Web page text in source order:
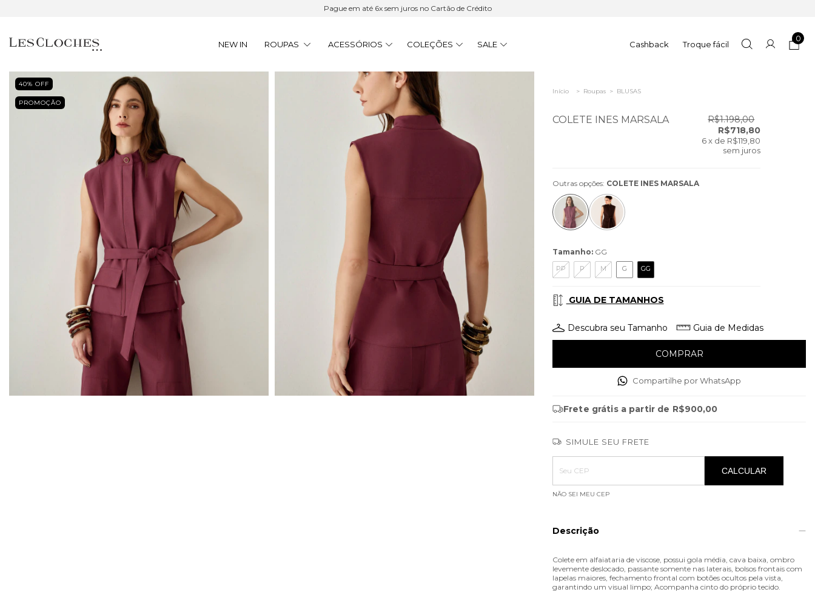
Pague em até 6x sem juros no Cartão de Crédito
NEW IN ROUPAS ACESSÓRIOS COLEÇÕES SALE Cashback Troque fácil
0
40% OFF
PROMOÇÃO
Início > Roupas > BLUSAS
COLETE INES MARSALA
R$1.198,00
R$718,80
6 x de R$119,80
sem juros
Outras opções: COLETE INES MARSALA
Tamanho: GG
PP P M G GG
GUIA DE TAMANHOS
Descubra seu Tamanho Guia de Medidas
Compartilhe por WhatsApp
Frete grátis a partir de R$900,00
SIMULE SEU FRETE
Entregas para o CEP:
ALTERAR CEP
CALCULAR
NÃO SEI MEU CEP
Descrição
Colete em alfaiataria de viscose, possui gola média, cava baixa, ombro
levemente deslocado, passante somente nas laterais, bolsos frontais com
lapelas maiores, fechamento frontal com botões ocultos pela vista,
garantindo um visual limpo; Acompanha cinto do próprio tecido.